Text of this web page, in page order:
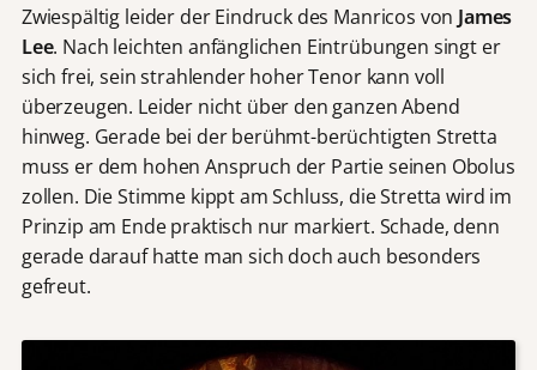
Zwiespältig leider der Eindruck des Manricos von James
Lee. Nach leichten anfänglichen Eintrübungen singt er
sich frei, sein strahlender hoher Tenor kann voll
überzeugen. Leider nicht über den ganzen Abend
hinweg. Gerade bei der berühmt-berüchtigten Stretta
muss er dem hohen Anspruch der Partie seinen Obolus
zollen. Die Stimme kippt am Schluss, die Stretta wird im
Prinzip am Ende praktisch nur markiert. Schade, denn
gerade darauf hatte man sich doch auch besonders
gefreut.